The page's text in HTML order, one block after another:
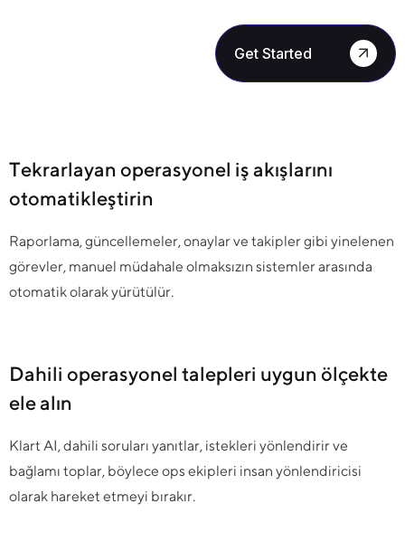
Get Started
Tekrarlayan operasyonel iş akışlarını
otomatikleştirin
Raporlama, güncellemeler, onaylar ve takipler gibi yinelenen
görevler, manuel müdahale olmaksızın sistemler arasında
otomatik olarak yürütülür.
Dahili operasyonel talepleri uygun ölçekte
ele alın
Klart AI, dahili soruları yanıtlar, istekleri yönlendirir ve
bağlamı toplar, böylece ops ekipleri insan yönlendiricisi
olarak hareket etmeyi bırakır.